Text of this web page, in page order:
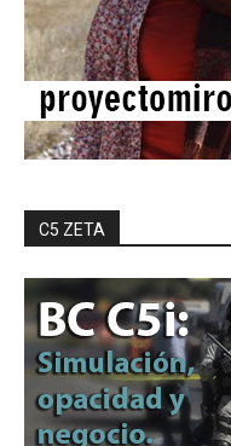
C5 ZETA